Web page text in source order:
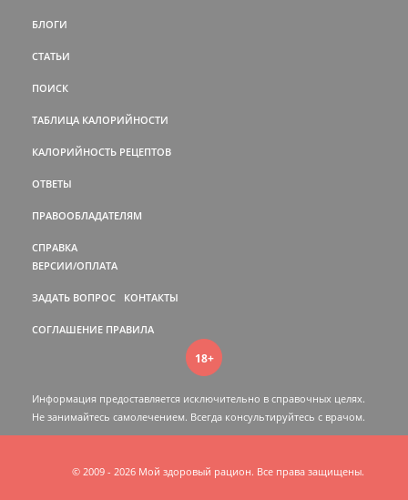
БЛОГИ
СТАТЬИ
ПОИСК
ТАБЛИЦА КАЛОРИЙНОСТИ
КАЛОРИЙНОСТЬ РЕЦЕПТОВ
ОТВЕТЫ
ПРАВООБЛАДАТЕЛЯМ
СПРАВКА
ВЕРСИИ/ОПЛАТА
ЗАДАТЬ ВОПРОС КОНТАКТЫ
СОГЛАШЕНИЕ ПРАВИЛА
18+
Информация предоставляется исключительно в справочных целях.
Не занимайтесь самолечением. Всегда консультируйтесь c врачом.
© 2009 - 2026 Мой здоровый рацион. Все права защищены.